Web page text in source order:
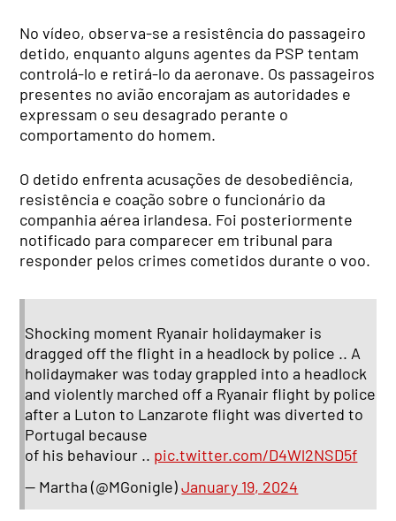
No vídeo, observa-se a resistência do passageiro
detido, enquanto alguns agentes da PSP tentam
controlá-lo e retirá-lo da aeronave. Os passageiros
presentes no avião encorajam as autoridades e
expressam o seu desagrado perante o
comportamento do homem.
O detido enfrenta acusações de desobediência,
resistência e coação sobre o funcionário da
companhia aérea irlandesa. Foi posteriormente
notificado para comparecer em tribunal para
responder pelos crimes cometidos durante o voo.
Shocking moment Ryanair holidaymaker is
dragged off the flight in a headlock by police .. A
holidaymaker was today grappled into a headlock
and violently marched off a Ryanair flight by police
after a Luton to Lanzarote flight was diverted to
Portugal because
of his behaviour .. pic.twitter.com/D4Wl2NSD5f
— Martha (@MGonigle)January 19, 2024